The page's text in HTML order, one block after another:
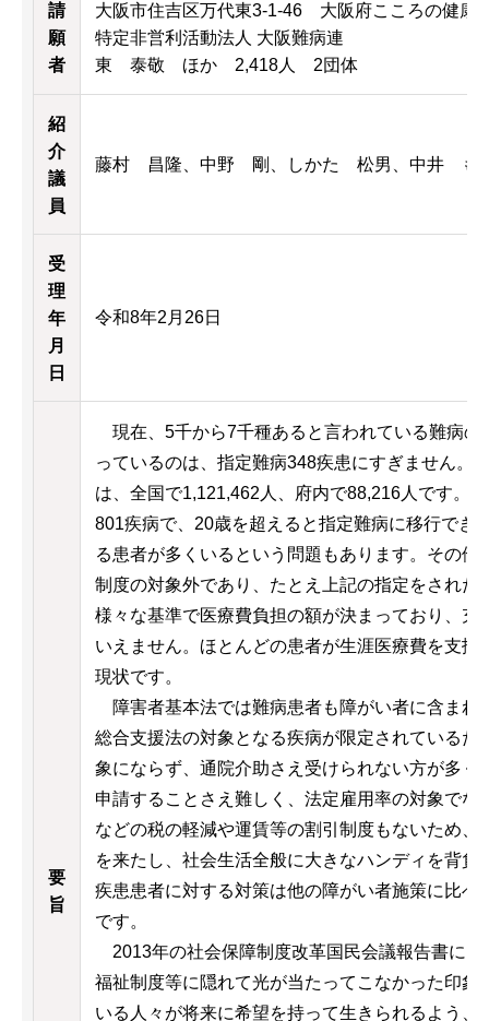
請
願
者
大阪市住吉区万代東3-1-46 大阪府こころの健康
特定非営利活動法人 大阪難病連
東 泰敬 ほか 2,418人 2団体
紹
介
議
員
藤村 昌隆、中野 剛、しかた 松男、中井 も
受
理
年
月
日
令和8年2月26日
要
旨
現在、5千から7千種あると言われている難病の
っているのは、指定難病348疾患にすぎません。
は、全国で1,121,462人、府内で88,216人です。
801疾病で、20歳を超えると指定難病に移行でき
る患者が多くいるという問題もあります。その他
制度の対象外であり、たとえ上記の指定をされた
様々な基準で医療費負担の額が決まっており、充
いえません。ほとんどの患者が生涯医療費を支払
現状です。
障害者基本法では難病患者も障がい者に含まれ
総合支援法の対象となる疾病が限定されているた
象にならず、通院介助さえ受けられない方が多く
申請することさえ難しく、法定雇用率の対象でな
などの税の軽減や運賃等の割引制度もないため、
を来たし、社会生活全般に大きなハンディを背負
疾患患者に対する対策は他の障がい者施策に比べ
です。
2013年の社会保障制度改革国民会議報告書には
福祉制度等に隠れて光が当たってこなかった印象
いる人々が将来に希望を持って生きられるよう、